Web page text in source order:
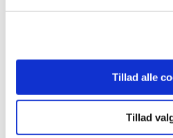
Tillad alle
Tillad
2013 (44)